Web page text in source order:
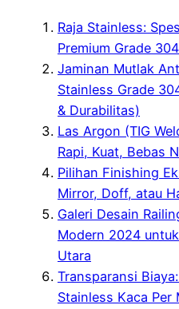
Raja Stainless:
Premium Grade
Jaminan Mutlak
Stainless Grade
& Durabilitas)
Las Argon (TIG
Rapi, Kuat, Bebas
Pilihan Finishing
Mirror, Doff, atau
Galeri Desain
Modern 2024
Utara
Transparansi
Stainless Kaca Per